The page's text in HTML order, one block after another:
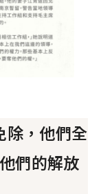
除，他們全
們的解放